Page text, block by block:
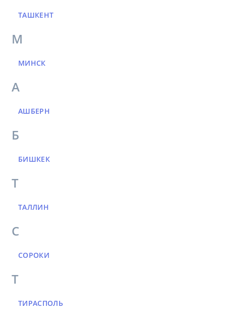
ТАШКЕНТ
М
МИНСК
А
АШБЕРН
Б
БИШКЕК
Т
ТАЛЛИН
С
СОРОКИ
Т
ТИРАСПОЛЬ